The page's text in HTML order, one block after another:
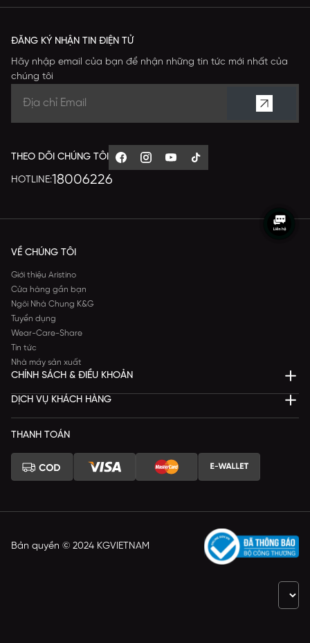
ĐĂNG KÝ NHẬN TIN ĐIỆN TỬ
Hãy nhập email của bạn để nhận những tin tức mới nhất của
chúng tôi
THEO DÕI CHÚNG TÔI
HOTLINE:18006226
VỀ CHÚNG TÔI
Giới thiệu Aristino
Cửa hàng gần bạn
Ngôi Nhà Chung K&G
Tuyển dụng
Wear-Care-Share
Tin tức
Nhà máy sản xuất
CHÍNH SÁCH & ĐIỀU KHOẢN
DỊCH VỤ KHÁCH HÀNG
THANH TOÁN
Bản quyền © 2024 KGVIETNAM